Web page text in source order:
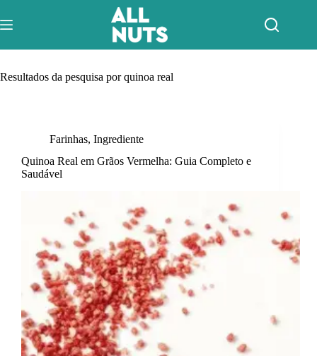
para
o
Resultados da pesquisa por quinoa real
Farinhas, Ingrediente
Quinoa Real em Grãos Vermelha: Guia Completo e
Saudável